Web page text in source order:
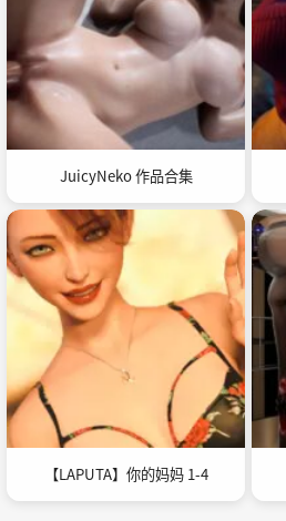
JuicyNeko 作品合集
【LAPUTA】你的妈妈 1-4